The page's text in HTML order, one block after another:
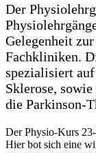
Der
Gelegenheit
Fachkliniken.
spezialisiert
Sklerose,
die Parkinson-
Der Physio-Kurs
Hier bot sich eine